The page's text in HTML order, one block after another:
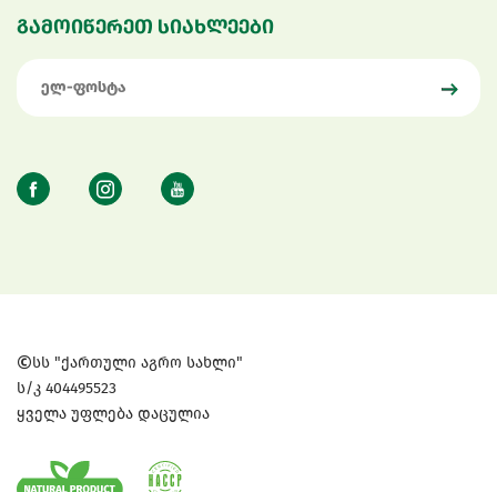
გამოიწერეთ სიახლეები
სს "ქართული აგრო სახლი"
ს/კ 404495523
ყველა უფლება დაცულია